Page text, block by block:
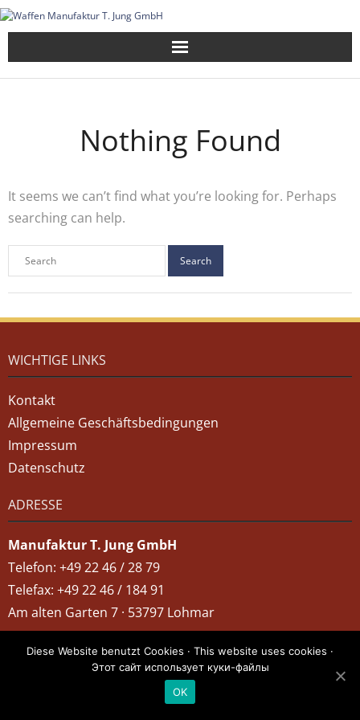
Skip
Nothing Found
It seems we can’t find what you’re looking for. Perhaps
searching can help.
WICHTIGE LINKS
Kontakt
Allgemeine Geschäftsbedingungen
Impressum
Datenschutz
ADRESSE
Manufaktur T. Jung GmbH
Telefon: +49 22 46 / 28 79
Telefax: +49 22 46 / 184 91
Am alten Garten 7 · 53797 Lohmar
Diese Website benutzt Cookies · This website uses cookies ·
Этот сайт использует куки-файлы
OK